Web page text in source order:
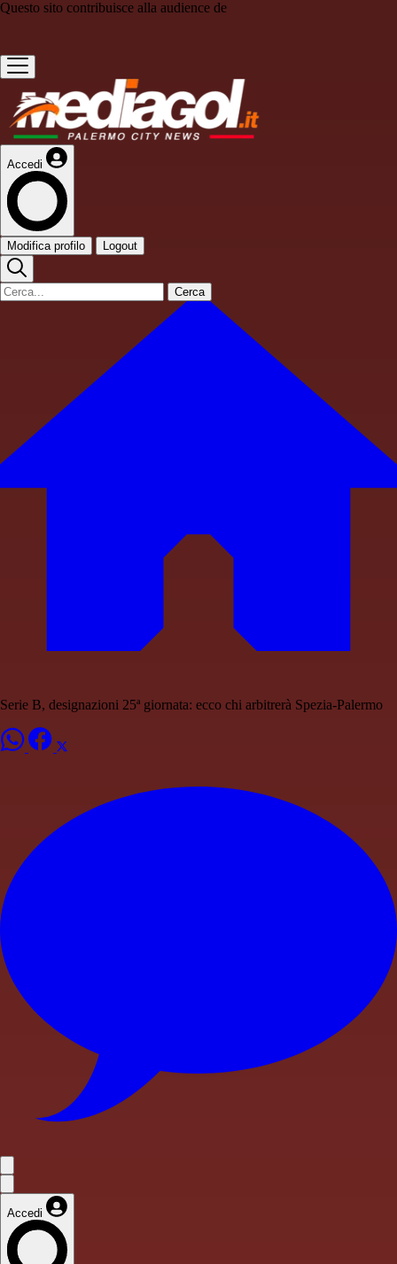
Questo sito contribuisce alla audience de
Accedi
Modifica profilo Logout
Cerca
Serie B, designazioni 25ª giornata: ecco chi arbitrerà Spezia-Palermo
Accedi